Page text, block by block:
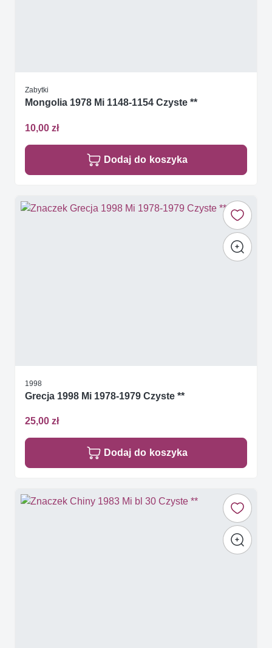
Zabytki
Mongolia 1978 Mi 1148-1154 Czyste **
10,00 zł
Dodaj do koszyka
1998
Grecja 1998 Mi 1978-1979 Czyste **
25,00 zł
Dodaj do koszyka